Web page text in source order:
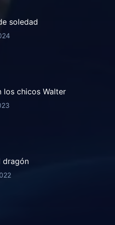
soledad
los chicos Walter
dragón